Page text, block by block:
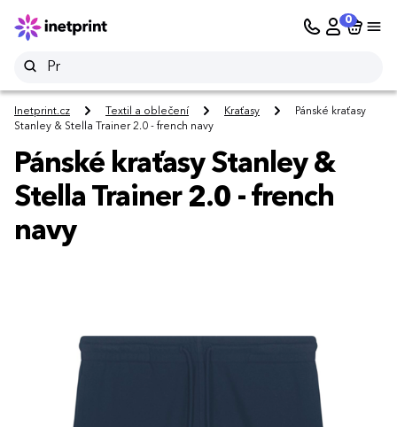
0
Inetprint.cz Textil a oblečení Kraťasy
Pánské kraťasy
Stanley & Stella Trainer 2.0 - french navy
Pánské kraťasy Stanley &
Stella Trainer 2.0 - french
navy